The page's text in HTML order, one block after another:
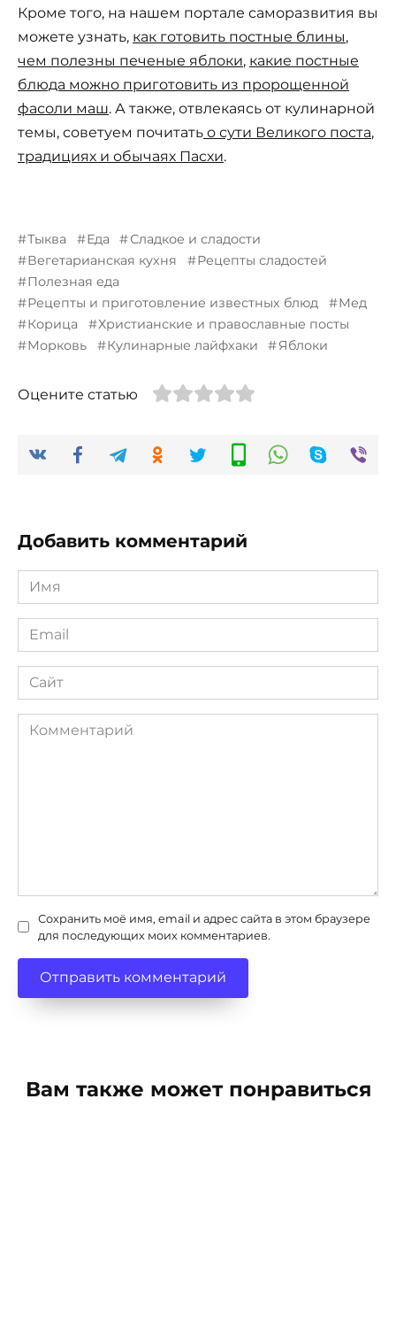
Кроме того, на нашем портале саморазвития вы
можете узнать, как готовить постные блины,
чем полезны печеные яблоки, какие постные
блюда можно приготовить из пророщенной
фасоли маш. А также, отвлекаясь от кулинарной
темы, советуем почитать о сути Великого поста,
традициях и обычаях Пасхи.
Тыква Еда
Сладкое и сладости
Вегетарианская кухня
Рецепты сладостей
Полезная еда
Рецепты и приготовление известных блюд
Мед
Корица
Христианские и православные посты
Морковь
Кулинарные лайфхаки Яблоки
Оцените статью
Добавить комментарий
Имя
*
Email
*
Сайт
Комментарий
Сохранить моё имя, email и адрес сайта в этом браузере
для последующих моих комментариев.
Вам также может понравиться